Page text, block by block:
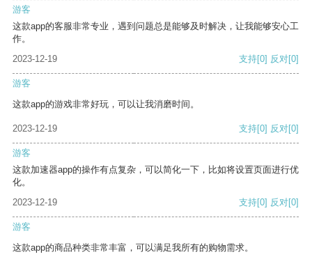
游客
这款app的客服非常专业，遇到问题总是能够及时解决，让我能够安心工
作。
2023-12-19
支持[0] 反对[0]
游客
这款app的游戏非常好玩，可以让我消磨时间。
2023-12-19 支持[0] 反对[0]
游客
这款加速器app的操作有点复杂，可以简化一下，比如将设置页面进行优
化。
2023-12-19
支持[0] 反对[0]
游客
这款app的商品种类非常丰富，可以满足我所有的购物需求。